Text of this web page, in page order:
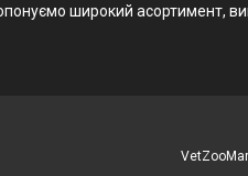
широкий асортимент,